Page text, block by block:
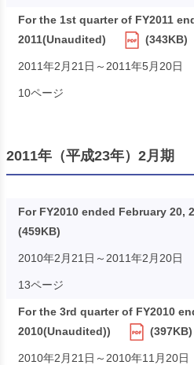
For the 1st quarter of FY2011
2011(Unaudited)
(343KB)
2011年2月21日～2011年5月20日
10ページ
2011年（平成23年）2月期
For FY2010 ended February 20,
(459KB)
2010年2月21日～2011年2月20日
13ページ
For the 3rd quarter of FY2010
2010(Unaudited))
(397KB)
2010年2月21日～2010年11月20日